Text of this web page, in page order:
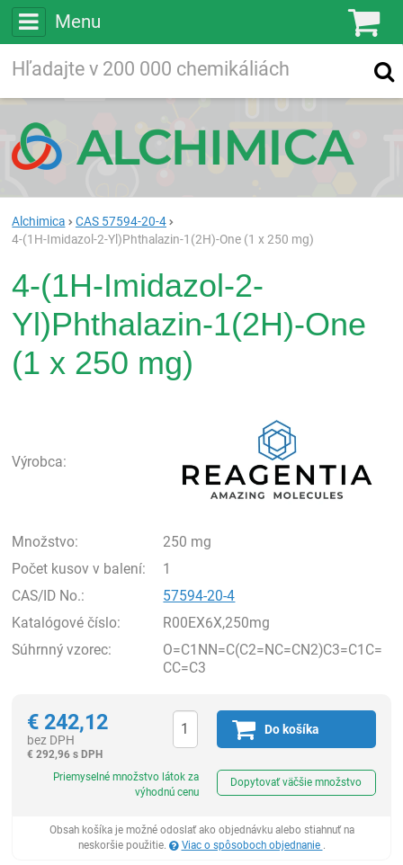
Menu
Vyhľadávanie
Alchimica
CAS 57594-20-4
4-(1H-Imidazol-2-Yl)Phthalazin-1(2H)-One (1 x 250 mg)
4-(1H-Imidazol-2-
Yl)Phthalazin-1(2H)-One
(1 x 250 mg)
Výrobca:
Množstvo:
250 mg
Počet kusov v balení:
1
CAS/ID No.:
57594-20-4
Katalógové číslo:
R00EX6X,250mg
Súhrnný vzorec:
O=C1NN=C(C2=NC=CN2)C3=C1C=
CC=C3
€ 242,12
bez DPH
€ 292,96 s DPH
Do košíka
Priemyselné množstvo látok za
výhodnú cenu
Dopytovať väčšie množstvo
Obsah košíka je možné odoslať ako objednávku alebo stiahnuť na
neskoršie použitie.
Viac o spôsoboch objednanie .